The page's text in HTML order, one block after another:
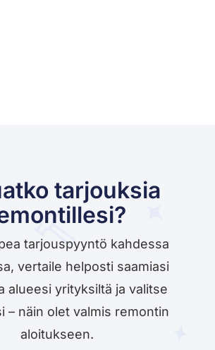
tarjouksia
tarjouspyyntö kahdessa
vertaile helposti saamiasi
alueesi yrityksiltä ja valitse
– näin olet valmis remontin
aloitukseen.